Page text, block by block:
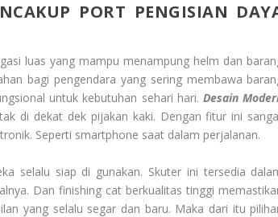
PORT PENGISIAN
luas yang mampu menampung helm dan
bagi pengendara yang sering membawa
untuk kebutuhan sehari hari.Desain
di dekat dek pijakan kaki. Dengan fitur ini
Seperti smartphone saat dalam perjalanan.
selalu siap di gunakan. Skuter ini tersedia
Dan finishing cat berkualitas tinggi
yang selalu segar dan baru. Maka dari itu